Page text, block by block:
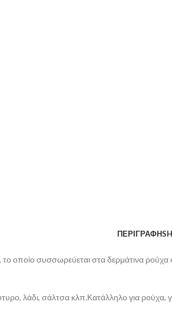
ΠΕΡΙΓΡΑΦΉ
το οποίο συσσωρεύεται στα δερμάτινα
λάδι, σάλτσα κλπ.Κατάλληλο για ρούχα,